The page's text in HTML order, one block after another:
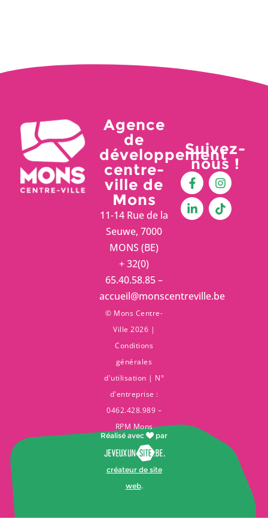
Agence
de
développement
centre-
ville de
Mons
11-14 Rue de la
Seuwe, 7000
MONS (BE)
+ 32(0)
65.40.58.85 –
accueil@monscentreville.be
© Mons Centre-
Ville 2026 |
Conditions
générales
d'utilisation | N°
d'entreprise :
0462.428.989 –
RPM Mons
Réalisé avec par
,
créateur de site
web.
Suivez-
nous !